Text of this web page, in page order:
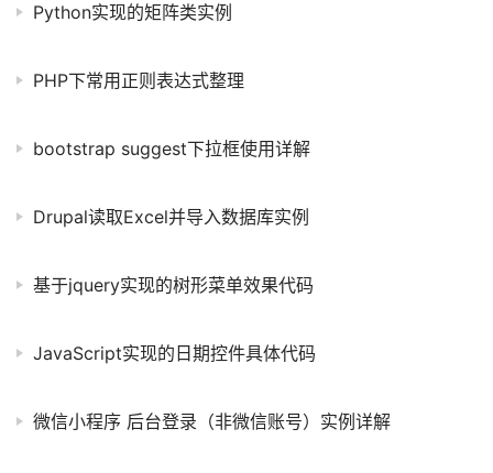
Python实现的矩阵类实例
PHP下常用正则表达式整理
bootstrap suggest下拉框使用详解
Drupal读取Excel并导入数据库实例
基于jquery实现的树形菜单效果代码
JavaScript实现的日期控件具体代码
微信小程序 后台登录（非微信账号）实例详解